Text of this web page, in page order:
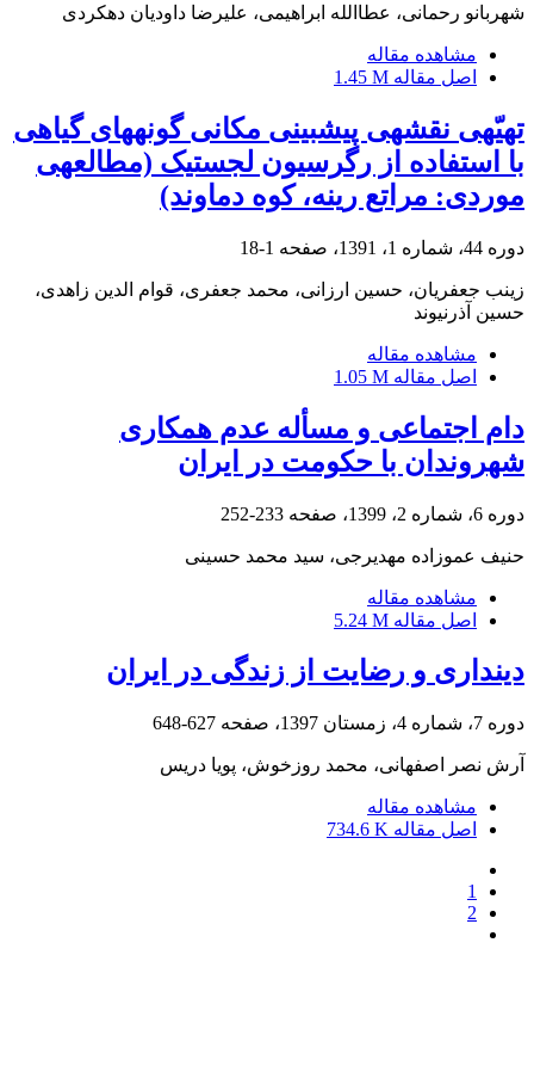
شهربانو رحمانی، عطاالله ابراهیمی، علیرضا داودیان دهکردی
مشاهده مقاله
اصل مقاله 1.45 M
تهیّه‎ی نقشه‎ی پیش‏بینی مکانی گونه‏های گیاهی
با استفاده از رگرسیون لجستیک (مطالعه‎ی
موردی: مراتع رینه، کوه دماوند)
دوره 44، شماره 1، 1391، صفحه 1-18
زینب جعفریان، حسین ارزانی، محمد جعفری، قوام الدین زاهدی،
حسین آذرنیوند
مشاهده مقاله
اصل مقاله 1.05 M
دام اجتماعی و مسأله عدم همکاری
شهروندان با حکومت در ایران
دوره 6، شماره 2، 1399، صفحه 233-252
حنیف عموزاده مهدیرجی، سید محمد حسینی
مشاهده مقاله
اصل مقاله 5.24 M
دینداری و رضایت از زندگی در ایران
دوره 7، شماره 4، زمستان 1397، صفحه 627-648
آرش نصر اصفهانی، محمد روزخوش، پویا دریس
مشاهده مقاله
اصل مقاله 734.6 K
1
2